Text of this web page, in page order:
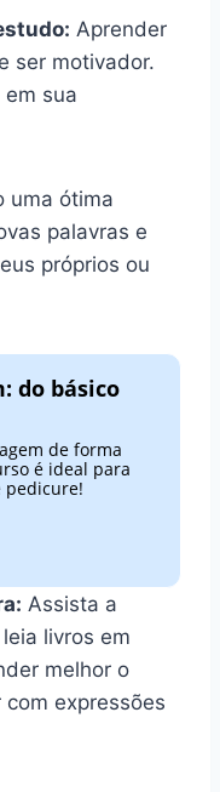
Aprender
ser motivador.
em sua
uma ótima
palavras e
próprios ou
do básico
de forma
é ideal para
pedicure!
Assista a
livros em
melhor o
expressões